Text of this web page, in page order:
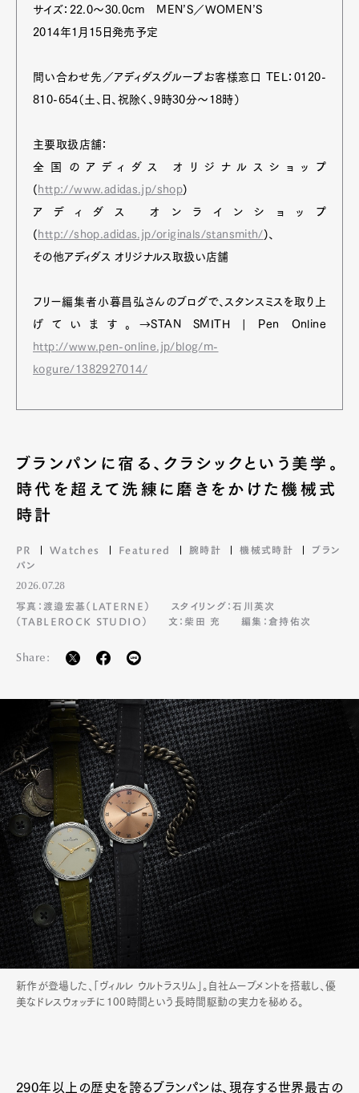
サイズ：22.0～30.0cm MEN’S／WOMEN’S
2014年1月15日発売予定
問い合わせ先／アディダスグループお客様窓口 TEL：0120-
810-654（土、日、祝除く、9時30分～18時）
主要取扱店舗：
全国のアディダス オリジナルスショップ
( http://www.adidas.jp/shop)
アディダス オンラインショップ
( http://shop.adidas.jp/originals/stansmith/)、
その他アディダス オリジナルス取扱い店舗
フリー編集者小暮昌弘さんのブログで、スタンスミスを取り上
げています。→STAN SMITH | Pen Online
http://www.pen-online.jp/blog/m-
kogure/1382927014/
ブランパンに宿る、クラシックという美学。
時代を超えて洗練に磨きをかけた機械式
時計
PR Watches Featured 腕時計 機械式時計
ブラン
パン
2026.07.28
写真：渡邉宏基（LATERNE）
スタイリング：石川英次
（TABLEROCK STUDIO）
文：柴田 充 編集：倉持佑次
Share:
新作が登場した、「ヴィルレ ウルトラスリム」。自社ムーブメントを搭載し、優
美なドレスウォッチに100時間という長時間駆動の実力を秘める。
290年以上の歴史を誇るブランパンは、現存する世界最古の